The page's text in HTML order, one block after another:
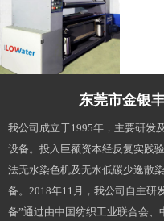
东莞市金银
我公司成立于1995年，主要研发
设备。投入巨额资本经反复实践
法无水染色机及无水低碳少逸散
备。2018年11月，我公司自主研
备”通过由中国纺织工业联合会